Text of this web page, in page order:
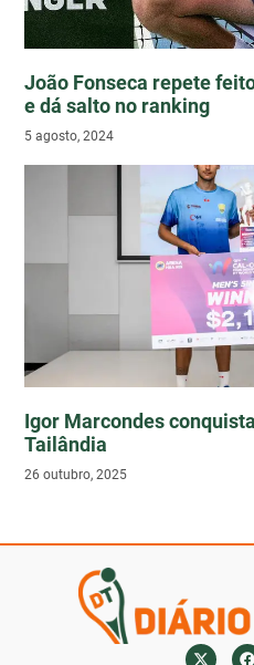
João Fonseca repete
e dá salto no ranking
5 agosto, 2024
Igor Marcondes
Tailândia
26 outubro, 2025